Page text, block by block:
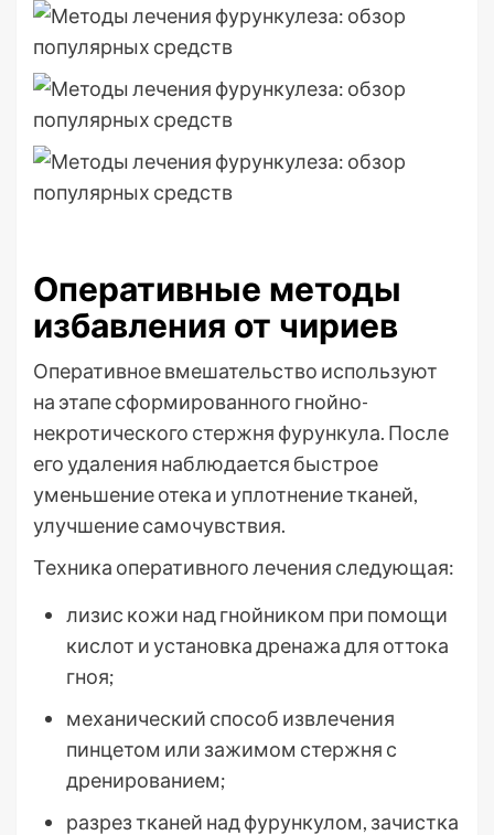
Оперативные методы
избавления от чириев
Оперативное вмешательство используют
на этапе сформированного гнойно-
некротического стержня фурункула. После
его удаления наблюдается быстрое
уменьшение отека и уплотнение тканей,
улучшение самочувствия.
Техника оперативного лечения следующая:
лизис кожи над гнойником при помощи
кислот и установка дренажа для оттока
гноя;
механический способ извлечения
пинцетом или зажимом стержня с
дренированием;
разрез тканей над фурункулом, зачистка